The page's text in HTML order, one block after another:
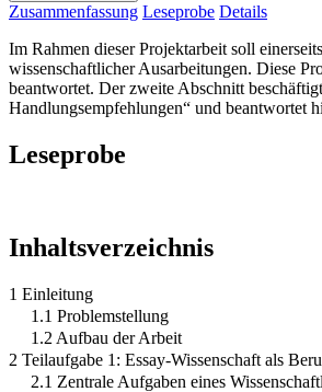
Zusammenfassung Leseprobe Details
Im Rahmen dieser Projektarbeit soll
wissenschaftlicher Ausarbeitungen. Diese
beantwortet. Der zweite Abschnitt
Handlungsempfehlungen“ und beantwortet
Leseprobe
Inhaltsverzeichnis
1 Einleitung
1.1 Problemstellung
1.2 Aufbau der Arbeit
2 Teilaufgabe 1: Essay-Wissenschaft als
2.1 Zentrale Aufgaben eines